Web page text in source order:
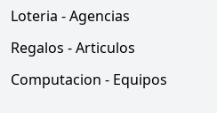
Loteria - Agencias
Regalos - Articulos
Computacion - Equipos